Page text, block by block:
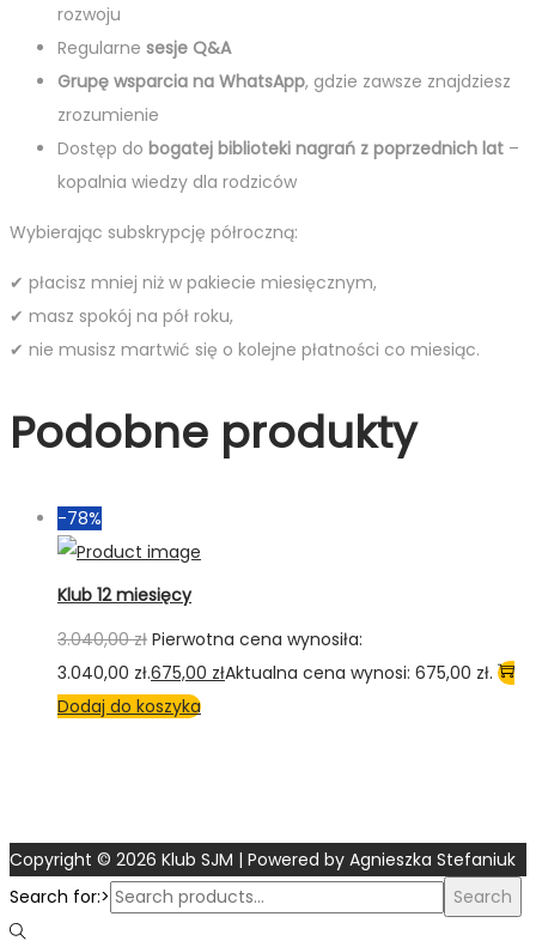
rozwoju
Regularne sesje Q&A
Grupę wsparcia na WhatsApp, gdzie zawsze znajdziesz
zrozumienie
Dostęp do bogatej biblioteki nagrań z poprzednich lat –
kopalnia wiedzy dla rodziców
Wybierając subskrypcję półroczną:
✔ płacisz mniej niż w pakiecie miesięcznym,
✔ masz spokój na pół roku,
✔ nie musisz martwić się o kolejne płatności co miesiąc.
Podobne produkty
-78%
Klub 12 miesięcy
3.040,00zł Pierwotna cena wynosiła:
3.040,00 zł.675,00 złAktualna cena wynosi: 675,00 zł.
Dodaj do koszyka
Copyright © 2026 Klub SJM | Powered by Agnieszka Stefaniuk
Search for:>
Search